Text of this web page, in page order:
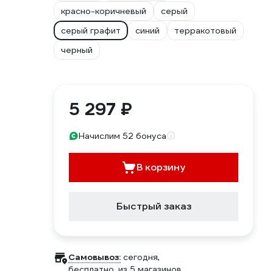
красно-коричневый
серый
серый графит
синий
терракотовый
черный
5 297 ₽
Начислим 52 бонуса
В корзину
Быстрый заказ
Самовывоз: сегодня,